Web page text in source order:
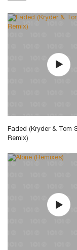
Faded (Kryder & Tom
Remix)